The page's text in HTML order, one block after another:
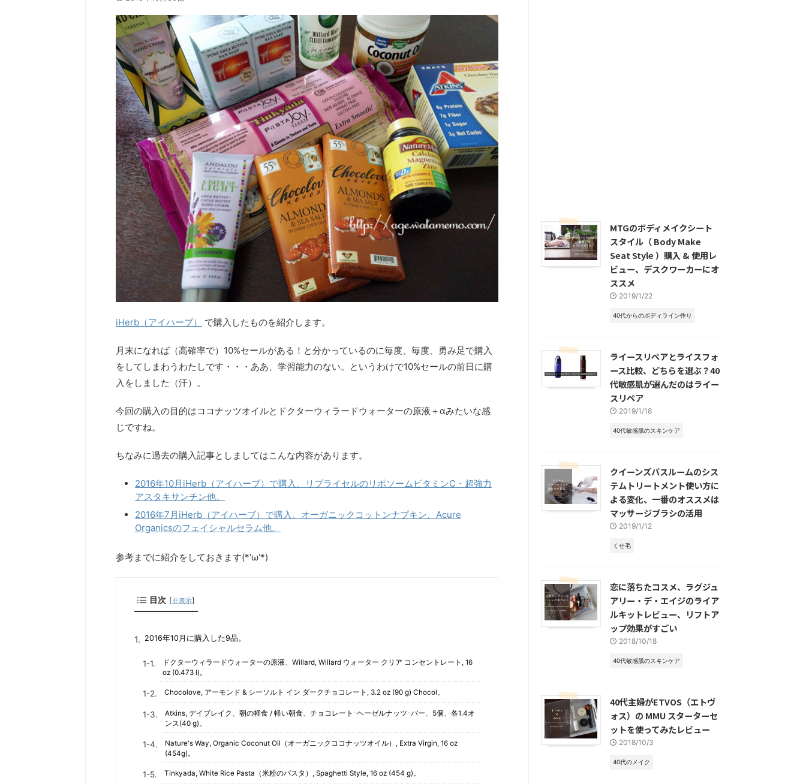
iHerb（アイハーブ） で購入したものを紹介します。
月末になれば（高確率で）10%セールがある！と分かっているのに毎度、毎度、勇み足で購入
をしてしまわうわたしです・・・ああ、学習能力のない。というわけで10%セールの前日に購
入をしました（汗）。
今回の購入の目的はココナッツオイルとドクターウィラードウォーターの原液＋αみたいな感
じですね。
ちなみに過去の購入記事としましてはこんな内容があります。
2016年10月iHerb（アイハーブ）で購入、リプライセルのリポソームビタミンC・超強力
アスタキサンチン他。
2016年7月iHerb（アイハーブ）で購入、オーガニックコットンナプキン、Acure
Organicsのフェイシャルセラム他。
参考までに紹介をしておきます(*'ω'*)
目次 [非表示]
2016年10月に購入した9品。
ドクターウィラードウォーターの原液、Willard, Willard ウォーター クリア コンセントレート, 16
oz (0.473 l)。
Chocolove, アーモンド & シーソルト イン ダークチョコレート, 3.2 oz (90 g) Chocol。
Atkins, デイブレイク、朝の軽食 / 軽い朝食、チョコレート･ヘーゼルナッツ･バー、5個、各1.4オ
ンス(40 g)。
Nature's Way, Organic Coconut Oil（オーガニックココナッツオイル）, Extra Virgin, 16 oz
(454g)。
Tinkyada, White Rice Pasta（米粉のパスタ）, Spaghetti Style, 16 oz (454 g)。
MTGのボディメイクシート
スタイル（ Body Make
Seat Style ）購入 & 使用レ
ビュー、デスクワーカーにオ
ススメ
2019/1/22
40代からのボディライン作り
ライースリペアとライスフォ
ース比較、どちらを選ぶ？40
代敏感肌が選んだのはライー
スリペア
2019/1/18
40代敏感肌のスキンケア
クイーンズバスルームのシス
テムトリートメント使い方に
よる変化、一番のオススメは
マッサージブラシの活用
2019/1/12
くせ毛
恋に落ちたコスメ、ラグジュ
アリー・デ・エイジのライア
ルキットレビュー、リフトア
ップ効果がすごい
2018/10/18
40代敏感肌のスキンケア
40代主婦がETVOS（エトヴ
ォス）の MMU スターターセ
ットを使ってみたレビュー
2018/10/3
40代のメイク